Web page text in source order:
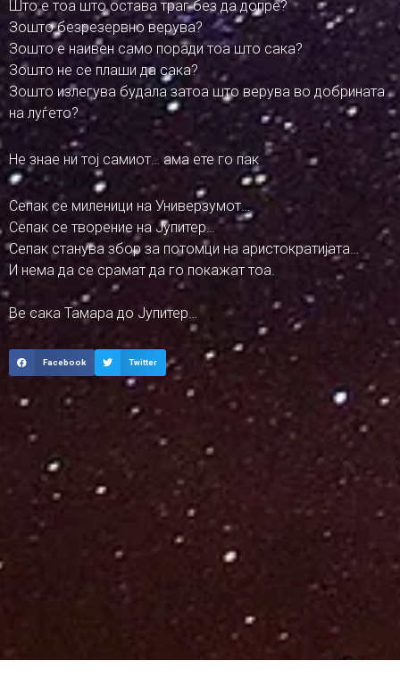
Што е тоа што остава траг без да допре?
Зошто безрезервно верува?
Зошто е наивен само поради тоа што сака?
Зошто не се плаши да сака?
Зошто излегува будала затоа што верува во добрината
на луѓето?
Не знае ни тој самиот… ама ете го пак
Сепак се миленици на Универзумот…
Сепак се творение на Јупитер…
Сепак станува збор за потомци на аристократијата…
И нема да се срамат да го покажат тоа.
Ве сака Тамара до Јупитер…
Facebook Twitter